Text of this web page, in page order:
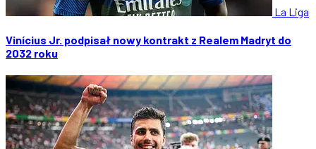
La Liga
Vinícius Jr. podpisał nowy kontrakt z Realem Madryt do
2032 roku